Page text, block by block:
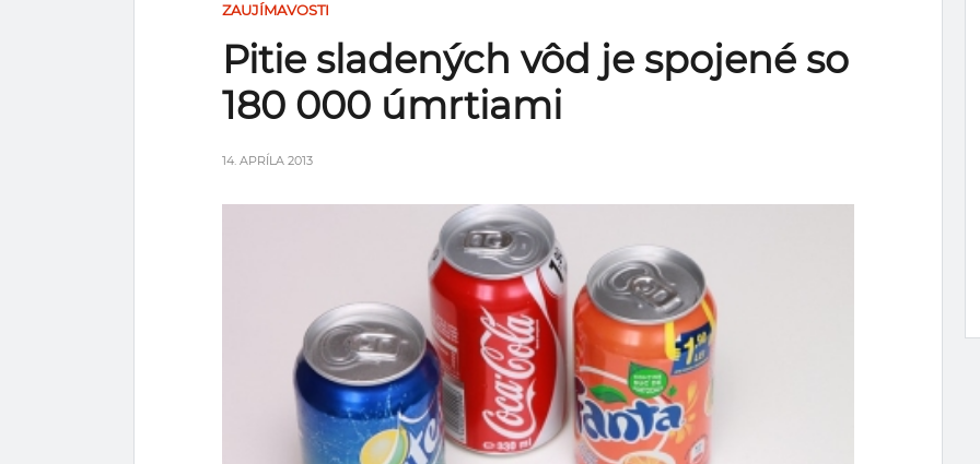
ZAUJÍMAVOSTI
Pitie sladených vôd je spojené so
180 000 úmrtiami
14. APRÍLA 2013